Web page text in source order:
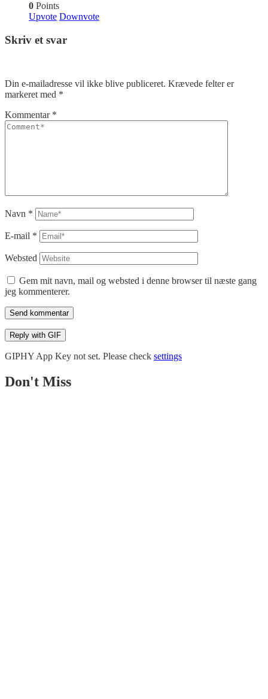
0 Points
Upvote Downvote
Skriv et svar
Din e-mailadresse vil ikke blive publiceret. Krævede felter er
markeret med *
Kommentar *
Navn *
E-mail *
Websted
Gem mit navn, mail og websted i denne browser til næste gang
jeg kommenterer.
Send kommentar
Reply with GIF
GIPHY App Key not set. Please check settings
Don't Miss